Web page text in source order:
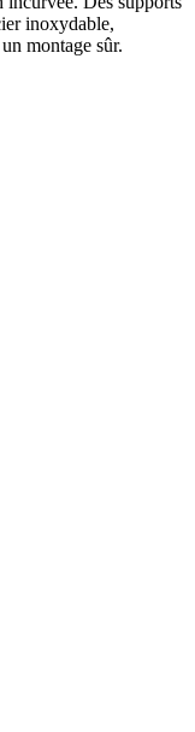
inoxydable,
montage sûr.